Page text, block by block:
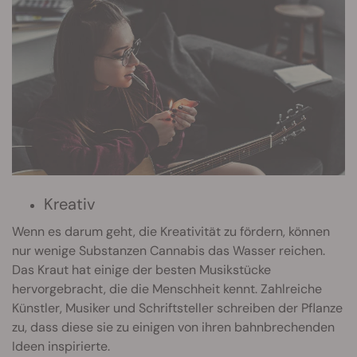
Kreativ
Wenn es darum geht, die Kreativität zu fördern, können
nur wenige Substanzen Cannabis das Wasser reichen.
Das Kraut hat einige der besten Musikstücke
hervorgebracht, die die Menschheit kennt. Zahlreiche
Künstler, Musiker und Schriftsteller schreiben der Pflanze
zu, dass diese sie zu einigen von ihren bahnbrechenden
Ideen inspirierte.